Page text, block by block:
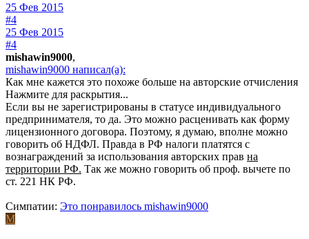
25 Фев 2015
#4
25 Фев 2015
#4
mishawin9000,
mishawin9000 написал(а):
Как мне кажется это похоже больше на авторские отчисления
Нажмите для раскрытия...
Если вы не зарегистрированы в статусе индивидуального
предпринимателя, то да. Это можно расценивать как форму
лицензионного договора. Поэтому, я думаю, вполне можно
говорить об НДФЛ. Правда в РФ налоги платятся с
вознаграждений за использования авторских прав на
территории РФ. Так же можно говорить об проф. вычете по
ст. 221 НК РФ.
Симпатии: Это понравилось mishawin9000
M